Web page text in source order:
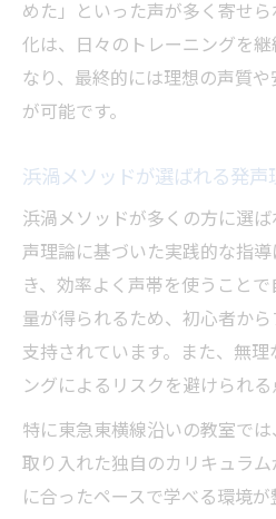
めた」といった声が多く寄せ
化は、日々のトレーニングを
なり、最終的には理想の声質
が可能です。
浜渦メソッドが選ばれる発声
浜渦メソッドが多くの方に選
声理論に基づいた実践的な指
き、効率よく声帯を使うこと
量が得られるため、初心者か
支持されています。また、無
ングによるリスクを避けられる
特に東急東横線沿いの教室で
取り入れた独自のカリキュラ
に合ったペースで学べる環境